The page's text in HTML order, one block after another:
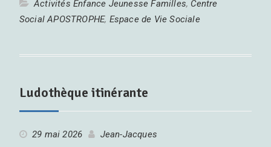
Activités Enfance Jeunesse Familles, Centre
Social APOSTROPHE, Espace de Vie Sociale
Ludothèque itinérante
29 mai 2026 Jean-Jacques